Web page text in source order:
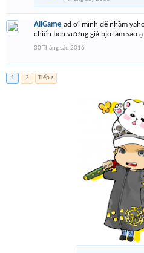
AllGame ad ơi mình để nhầm
chiến tich vương giả bjo làm sao ạ
30 Tháng sáu 2016
1 2 Tiếp >